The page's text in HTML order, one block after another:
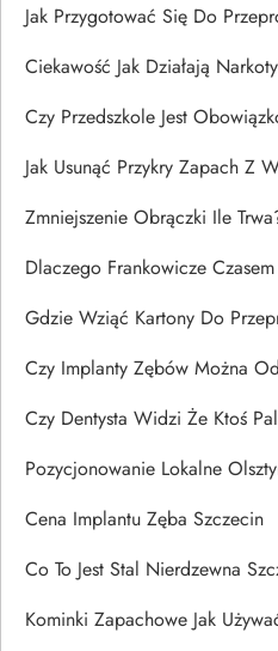
Jak Przygotować Się Do
Ciekawość Jak Działają
Czy Przedszkole Jest
Jak Usunąć Przykry Zapach Z
Zmniejszenie Obrączki Ile
Dlaczego Frankowicze
Gdzie Wziąć Kartony Do
Czy Implanty Zębów Można
Czy Dentysta Widzi Że Ktoś
Pozycjonowanie Lokalne
Cena Implantu Zęba Szczecin
Co To Jest Stal Nierdzewna
Kominki Zapachowe Jak